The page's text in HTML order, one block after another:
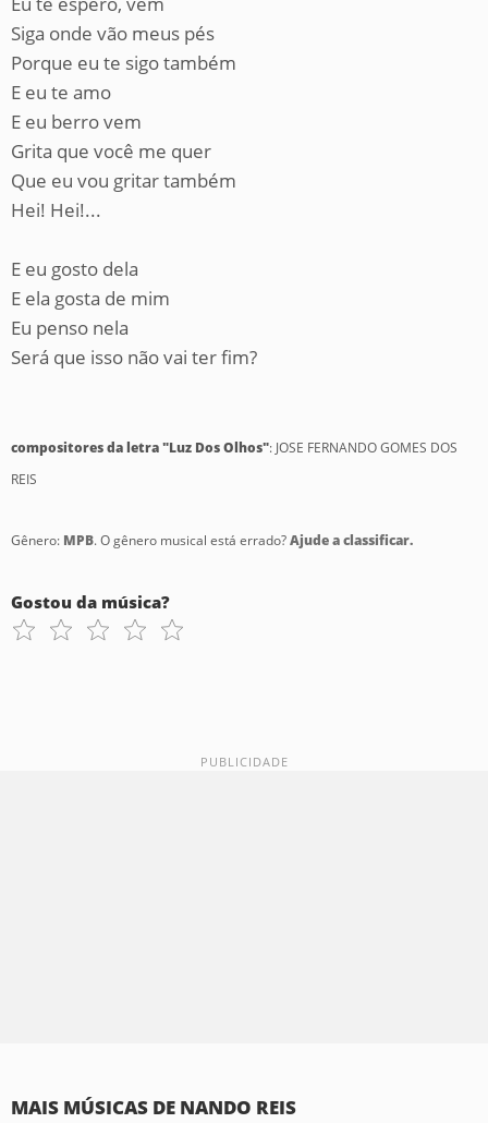
Siga onde vão meus pés
Porque eu te sigo também
E eu te amo
E eu berro vem
Grita que você me quer
Que eu vou gritar também
Hei! Hei!...
E eu gosto dela
E ela gosta de mim
Eu penso nela
Será que isso não vai ter fim?
compositores da letra "Luz Dos Olhos": JOSE FERNANDO GOMES DOS
REIS
Gênero: MPB. O gênero musical está errado?Ajude a classificar.
Gostou da música?
MAIS MÚSICAS DE NANDO REIS